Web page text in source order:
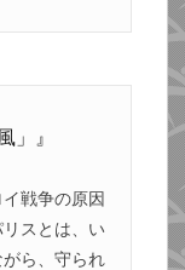
」』
戦争の原因
スとは、い
ら、守られ